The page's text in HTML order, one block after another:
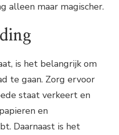
alleen maar magischer.
is het belangrijk om
te gaan. Zorg ervoor
staat verkeert en
en
Daarnaast is het